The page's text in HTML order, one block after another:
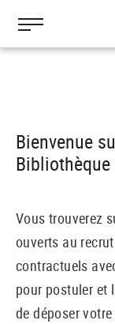
contenu
Bienvenue
Vous trouverez
ouverts au
contractuels
pour postuler et
de déposer